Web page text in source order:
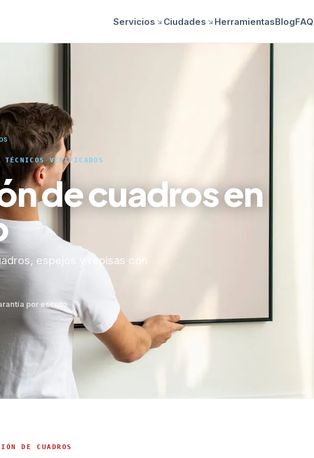
Servicios Ciudades HerramientasBlogFAQ
VERIFICADOS
de cuadros en
espejos y repisas con
por escrito
DE CUADROS